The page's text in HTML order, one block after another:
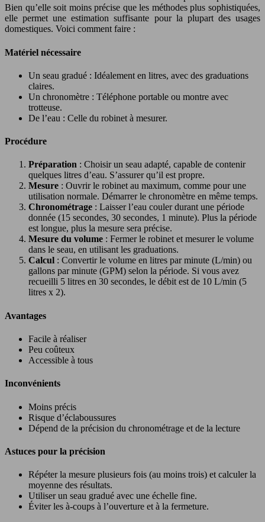
Bien qu’elle soit moins précise que les méthodes plus sophistiquées,
elle permet une estimation suffisante pour la plupart des usages
domestiques. Voici comment faire :
Matériel nécessaire
Un seau gradué : Idéalement en litres, avec des graduations
claires.
Un chronomètre : Téléphone portable ou montre avec
trotteuse.
De l’eau : Celle du robinet à mesurer.
Procédure
Préparation : Choisir un seau adapté, capable de contenir
quelques litres d’eau. S’assurer qu’il est propre.
Mesure : Ouvrir le robinet au maximum, comme pour une
utilisation normale. Démarrer le chronomètre en même temps.
Chronométrage : Laisser l’eau couler durant une période
donnée (15 secondes, 30 secondes, 1 minute). Plus la période
est longue, plus la mesure sera précise.
Mesure du volume : Fermer le robinet et mesurer le volume
dans le seau, en utilisant les graduations.
Calcul : Convertir le volume en litres par minute (L/min) ou
gallons par minute (GPM) selon la période. Si vous avez
recueilli 5 litres en 30 secondes, le débit est de 10 L/min (5
litres x 2).
Avantages
Facile à réaliser
Peu coûteux
Accessible à tous
Inconvénients
Moins précis
Risque d’éclaboussures
Dépend de la précision du chronométrage et de la lecture
Astuces pour la précision
Répéter la mesure plusieurs fois (au moins trois) et calculer la
moyenne des résultats.
Utiliser un seau gradué avec une échelle fine.
Éviter les à-coups à l’ouverture et à la fermeture.